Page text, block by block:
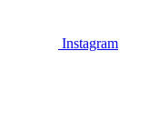
Instagram